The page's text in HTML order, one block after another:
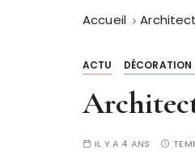
Accueil
ACTU DÉCORATION
IL Y A 4 ANS